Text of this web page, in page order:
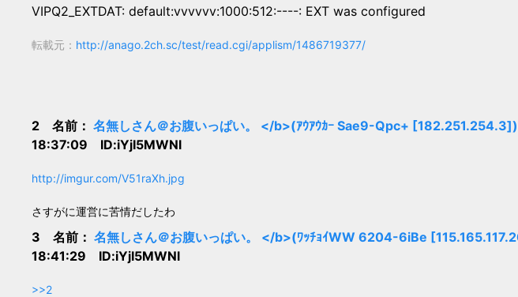
VIPQ2_EXTDAT: default:vvvvvv:1000:512:----: EXT was configured
転載元： http://anago.2ch.sc/test/read.cgi/applism/1486719377/
2 名前： 名無しさん＠お腹いっぱい。 </b>(ｱｳｱｳｶｰ Sae9-Qpc+
18:37:09 ID:iYjI5MWNl
http://imgur.com/V51raXh.jpg
さすがに運営に苦情だしたわ
3 名前： 名無しさん＠お腹いっぱい。 </b>(ﾜｯﾁｮｲWW 6204-6iBe
18:41:29 ID:iYjI5MWNl
>>2